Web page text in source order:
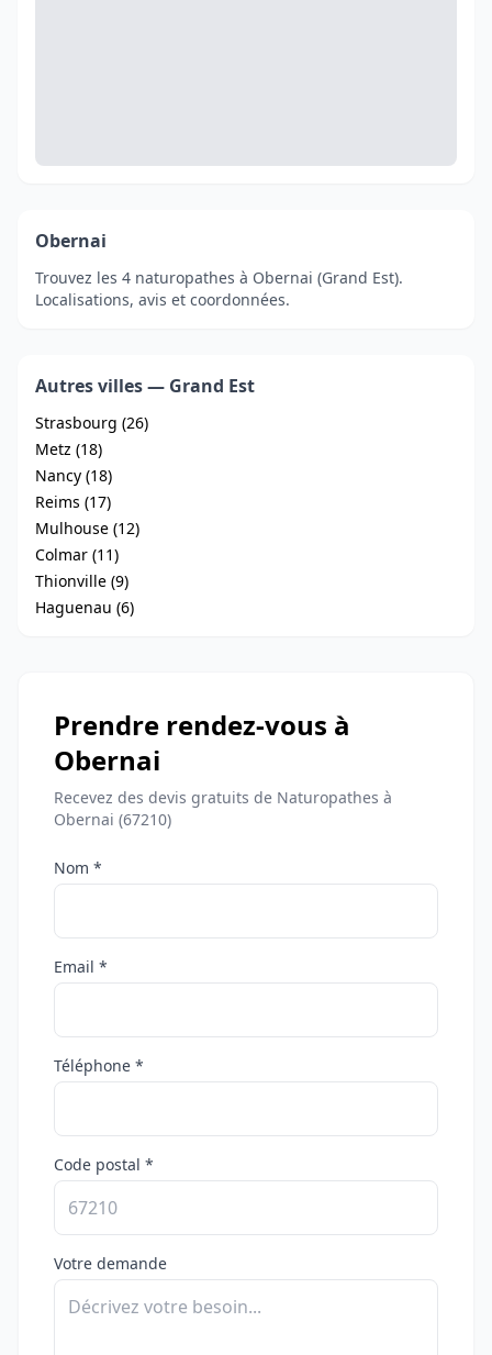
Obernai
Trouvez les 4 naturopathes à Obernai (Grand Est).
Localisations, avis et coordonnées.
Autres villes — Grand Est
Strasbourg (26)
Metz (18)
Nancy (18)
Reims (17)
Mulhouse (12)
Colmar (11)
Thionville (9)
Haguenau (6)
Prendre rendez-vous à
Obernai
Recevez des devis gratuits de Naturopathes à
Obernai (67210)
Nom *
Email *
Téléphone *
Code postal *
Votre demande